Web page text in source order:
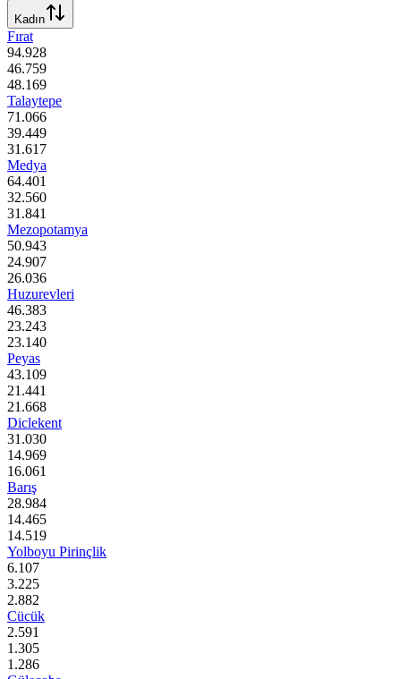
Kadın
Fırat
94.928
46.759
48.169
Talaytepe
71.066
39.449
31.617
Medya
64.401
32.560
31.841
Mezopotamya
50.943
24.907
26.036
Huzurevleri
46.383
23.243
23.140
Peyas
43.109
21.441
21.668
Diclekent
31.030
14.969
16.061
Barış
28.984
14.465
14.519
Yolboyu Pirinçlik
6.107
3.225
2.882
Cücük
2.591
1.305
1.286